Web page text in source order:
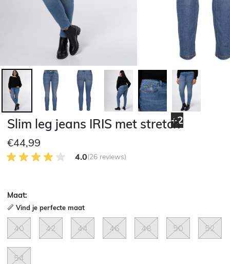
+2
Slim leg jeans IRIS met stretch
€44,99
4.0 van 5 Klantenbeoordeling
4.0(26 reviews)
Maat:
Vind je perfecte maat
40 42 44 46 48 50 52
54